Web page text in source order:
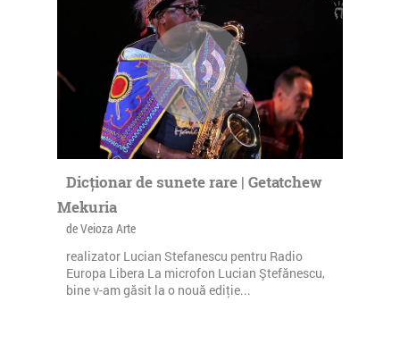
Dicționar de sunete rare | Getatchew
Mekuria
de Veioza Arte
realizator Lucian Stefanescu pentru Radio
Europa Libera La microfon Lucian Ştefănescu,
bine v-am găsit la o nouă ediţie...